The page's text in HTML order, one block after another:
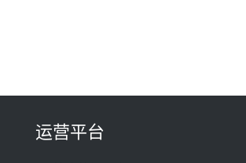
100MW光工程性能试验采购
运营平台